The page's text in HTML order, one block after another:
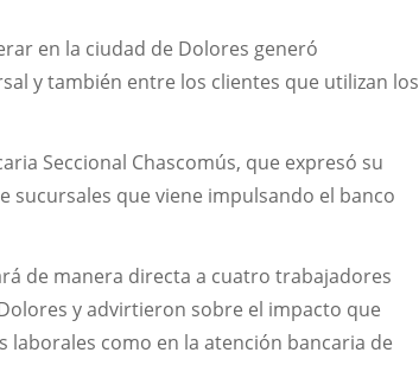
en la ciudad de Dolores generó
y también entre los clientes que utilizan los
Seccional Chascomús, que expresó su
sucursales que viene impulsando el banco
de manera directa a cuatro trabajadores
y advirtieron sobre el impacto que
como en la atención bancaria de